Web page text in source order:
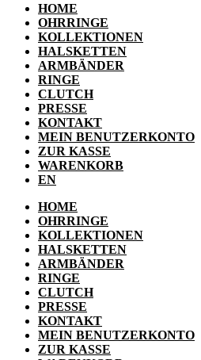
HOME
OHRRINGE
KOLLEKTIONEN
HALSKETTEN
ARMBÄNDER
RINGE
CLUTCH
PRESSE
KONTAKT
MEIN BENUTZERKONTO
ZUR KASSE
WARENKORB
EN
HOME
OHRRINGE
KOLLEKTIONEN
HALSKETTEN
ARMBÄNDER
RINGE
CLUTCH
PRESSE
KONTAKT
MEIN BENUTZERKONTO
ZUR KASSE